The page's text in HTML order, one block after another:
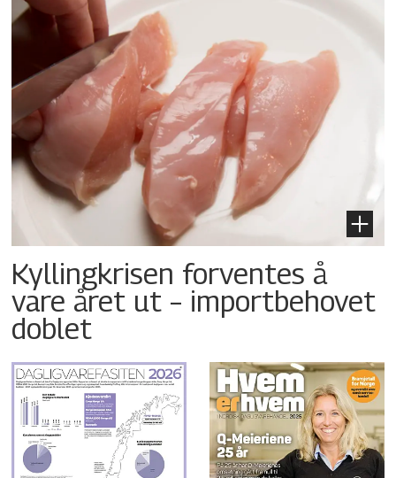
Kyllingkrisen forventes å
vare året ut – importbehovet
doblet